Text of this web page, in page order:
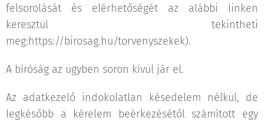
felsorolását és elérhetőségét az alábbi linken
keresztül tekintheti
meg:https://birosag.hu/torvenyszekek).
A bíróság az ügyben soron kívül jár el.
Az adatkezelő indokolatlan késedelem nélkül, de
legkésőbb a kérelem beérkezésétől számított egy